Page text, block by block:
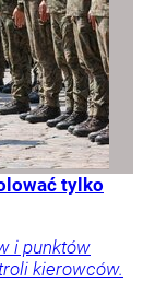
tylko
i punktów
kierowców.